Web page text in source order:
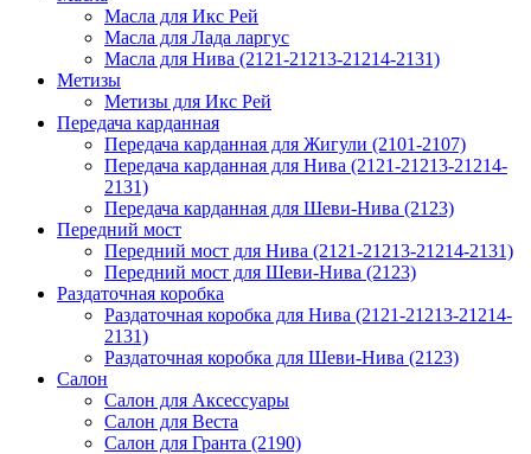
Масла для Икс Рей
Масла для Лада ларгус
Масла для Нива (2121-21213-21214-2131)
Метизы
Метизы для Икс Рей
Передача карданная
Передача карданная для Жигули (2101-2107)
Передача карданная для Нива (2121-21213-21214-
2131)
Передача карданная для Шеви-Нива (2123)
Передний мост
Передний мост для Нива (2121-21213-21214-2131)
Передний мост для Шеви-Нива (2123)
Раздаточная коробка
Раздаточная коробка для Нива (2121-21213-21214-
2131)
Раздаточная коробка для Шеви-Нива (2123)
Салон
Салон для Аксессуары
Салон для Веста
Салон для Гранта (2190)